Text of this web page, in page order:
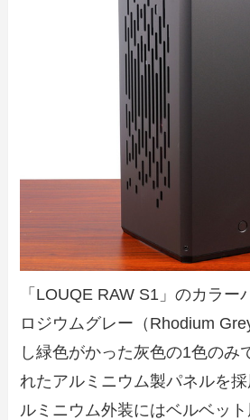
「LOUQE RAW S1」のカラー
ロジウムグレー（Rhodium
し緑色がかった灰色の1色のみ
れたアルミニウム製パネルを
ルミニウム外装にはベルベッ